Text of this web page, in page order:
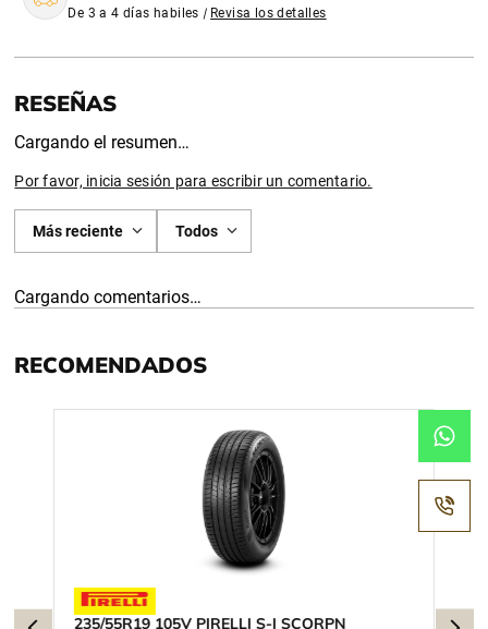
De 3 a 4 días habiles | Revisa los detalles
Cargando el resumen…
Por favor, inicia sesión para escribir un comentario.
Más reciente Todos
Cargando comentarios…
RECOMENDADOS
235/55R19 105V PIRELLI S-I SCORPN